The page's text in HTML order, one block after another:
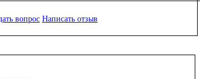
вопрос Написать отзыв